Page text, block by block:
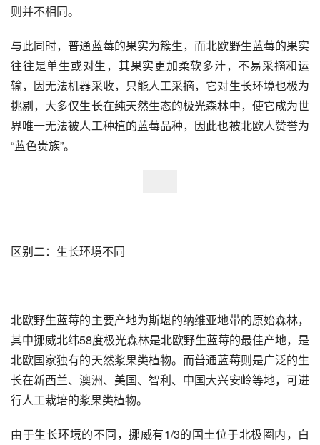
则并不相同。
与此同时，普通蓝莓的果实为簇生，而北欧野生蓝莓的果实
往往是单生或对生，其果实更加柔软多汁，不易采摘和运
输，因无法机器采收，只能人工采摘，它对生长环境也极为
挑剔，大多仅生长在纯天然生态的极光森林中，使它成为世
界唯一无法被人工种植的蓝莓品种，因此也被北欧人赞誉为
“蓝色贵族”。
区别二：生长环境不同
北欧野生蓝莓的主要产地为斯堪的纳维亚地带的原始森林，
其中挪威北纬58度极光森林是北欧野生蓝莓的最佳产地，是
北欧国家独有的天然浆果类植物。而普通蓝莓则是广泛的生
长在新西兰、澳洲、美国、智利、中国大兴安岭等地，可进
行人工栽培的浆果类植物。
由于生长环境的不同，挪威有1/3的国土位于北极圈内，白